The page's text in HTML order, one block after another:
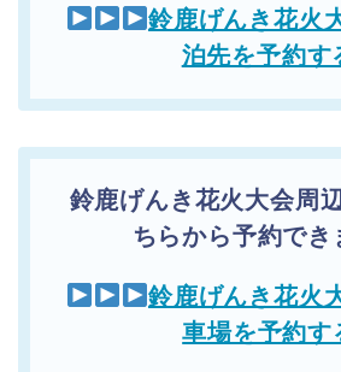
鈴鹿げんき花火
泊先を予約す
鈴鹿げんき花火大会周
ちらから予約でき
鈴鹿げんき花火
車場を予約す